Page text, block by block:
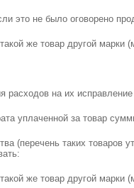
это не было оговорено
же товар другой
расходов на их
уплаченной за товар
(перечень таких
же товар другой